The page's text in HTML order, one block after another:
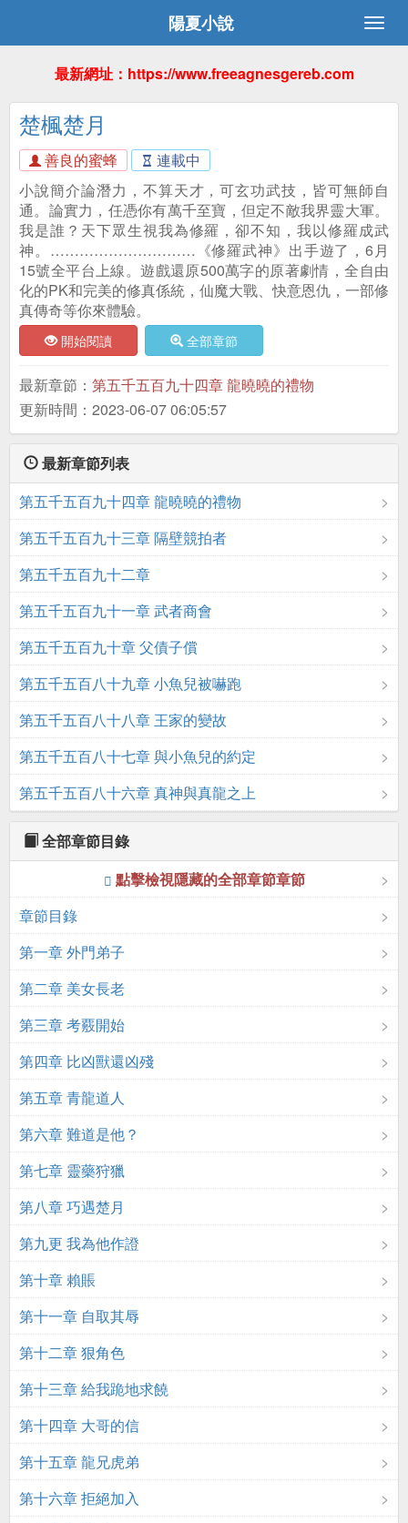
陽夏小說
最新網址：https://www.freeagnesgereb.com
楚楓楚月
善良的蜜蜂
連載中
小說簡介論潛力，不算天才，可玄功武技，皆可無師自
通。論實力，任憑你有萬千至寶，但定不敵我界靈大軍。
我是誰？天下眾生視我為修羅，卻不知，我以修羅成武
神。…………………………《修羅武神》出手遊了，6月
15號全平台上線。遊戲還原500萬字的原著劇情，全自由
化的PK和完美的修真係統，仙魔大戰、快意恩仇，一部修
真傳奇等你來體驗。
開始閱讀 全部章節
最新章節： 第五千五百九十四章 龍曉曉的禮物
更新時間：2023-06-07 06:05:57
最新章節列表
第五千五百九十四章 龍曉曉的禮物
第五千五百九十三章 隔壁競拍者
第五千五百九十二章
第五千五百九十一章 武者商會
第五千五百九十章 父債子償
第五千五百八十九章 小魚兒被嚇跑
第五千五百八十八章 王家的變故
第五千五百八十七章 與小魚兒的約定
第五千五百八十六章 真神與真龍之上
全部章節目錄
點擊檢視隱藏的全部章節章節
章節目錄
第一章 外門弟子
第二章 美女長老
第三章 考覈開始
第四章 比凶獸還凶殘
第五章 青龍道人
第六章 難道是他？
第七章 靈藥狩獵
第八章 巧遇楚月
第九更 我為他作證
第十章 賴賬
第十一章 自取其辱
第十二章 狠角色
第十三章 給我跪地求饒
第十四章 大哥的信
第十五章 龍兄虎弟
第十六章 拒絕加入